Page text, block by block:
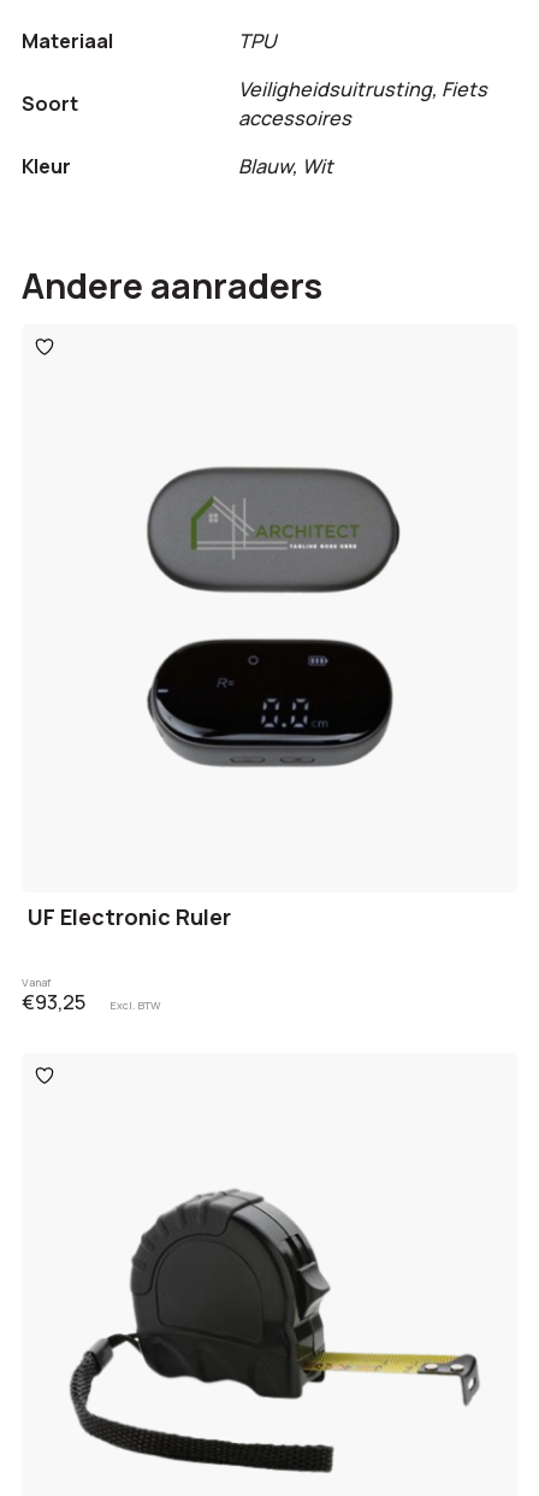
Materiaal TPU
Soort
Veiligheidsuitrusting, Fiets
accessoires
Kleur
Blauw, Wit
Andere aanraders
Toevoegen
aan
UF Electronic Ruler
Vanaf
€93,25 Excl. BTW
Toevoegen
aan